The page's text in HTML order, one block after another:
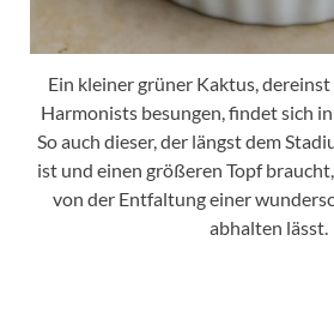
Ein kleiner grüner Kaktus,
Harmonists besungen, findet sich
So auch dieser, der längst dem
ist und einen größeren Topf
von der Entfaltung einer
abhalten lässt.